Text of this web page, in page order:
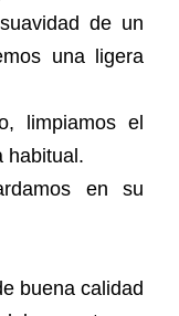
de un
una ligera
limpiamos el
habitual.
en su
buena calidad